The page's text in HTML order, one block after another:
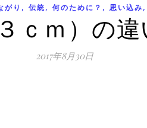
がり , 伝統, 何のために？ , 思い込み,
ｃｍ）の違
2017年8月30日